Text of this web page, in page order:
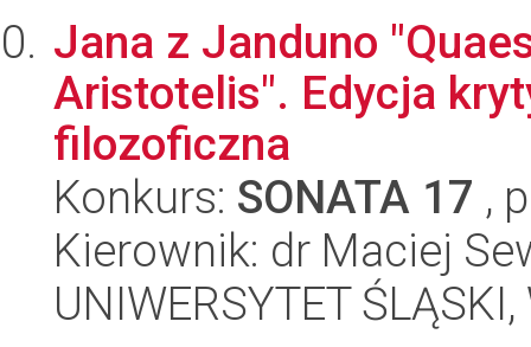
Jana z Janduno
Aristotelis". Edycja
filozoficzna
Konkurs: SONATA 17 ,
Kierownik: dr Maciej
UNIWERSYTET